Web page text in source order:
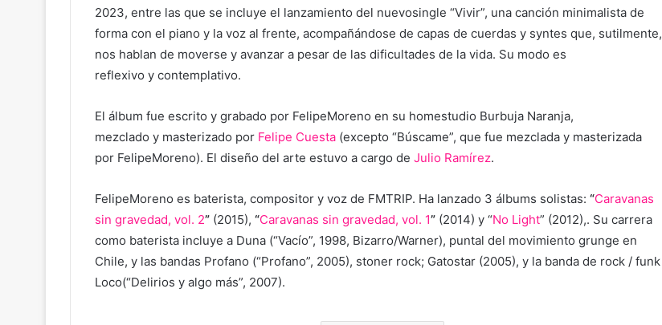
2023, entre las que se incluye el lanzamiento del nuevosingle “Vivir”, una canción minimalista de
forma con el piano y la voz al frente, acompañándose de capas de cuerdas y syntes que, sutilmente,
nos hablan de moverse y avanzar a pesar de las dificultades de la vida. Su modo es
reflexivo y contemplativo.
El álbum fue escrito y grabado por FelipeMoreno en su homestudio Burbuja Naranja,
mezclado y masterizado por Felipe Cuesta (excepto “Búscame”, que fue mezclada y masterizada
por FelipeMoreno). El diseño del arte estuvo a cargo de Julio Ramírez.
FelipeMoreno es baterista, compositor y voz de FMTRIP. Ha lanzado 3 álbums solistas: “Caravanas
sin gravedad, vol. 2” (2015), “Caravanas sin gravedad, vol. 1” (2014) y “No Light” (2012),. Su carrera
como baterista incluye a Duna (“Vacío”, 1998, Bizarro/Warner), puntal del movimiento grunge en
Chile, y las bandas Profano (“Profano”, 2005), stoner rock; Gatostar (2005), y la banda de rock / funk
Loco(“Delirios y algo más”, 2007).